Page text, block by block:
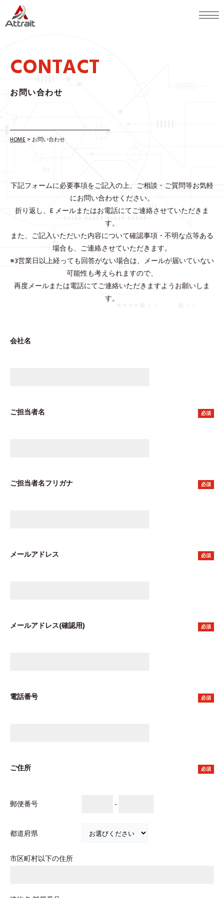
CONTACT
お問い合わせ
HOME > お問い合わせ
下記フォームに必要事項をご記入の上、ご相談・ご質問等お気軽
にお問い合わせください。
折り返し、E メールまたはお電話にてご連絡させていただきま
す。
また、ご記入いただいた内容について確認事項・不明な点等ある
場合も、ご連絡させていただきます。
※3営業日以上経っても回答がない場合は、メールが届いていない
可能性も考えられますので、
再度メールまたは電話にてご連絡いただきますようお願いしま
す。
会社名
ご担当者名 必須
ご担当者名フリガナ 必須
メールアドレス 必須
メールアドレス(確認用) 必須
電話番号 必須
ご住所 必須
郵便番号 -
都道府県
市区町村以下の住所